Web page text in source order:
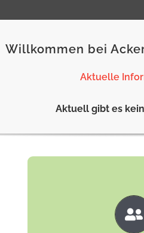
Willkommen bei
Aktuelle
Aktuell gibt es
Der zentrale